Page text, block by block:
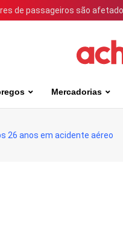
de passageiros são
Mercadorias
26 anos em acidente aéreo